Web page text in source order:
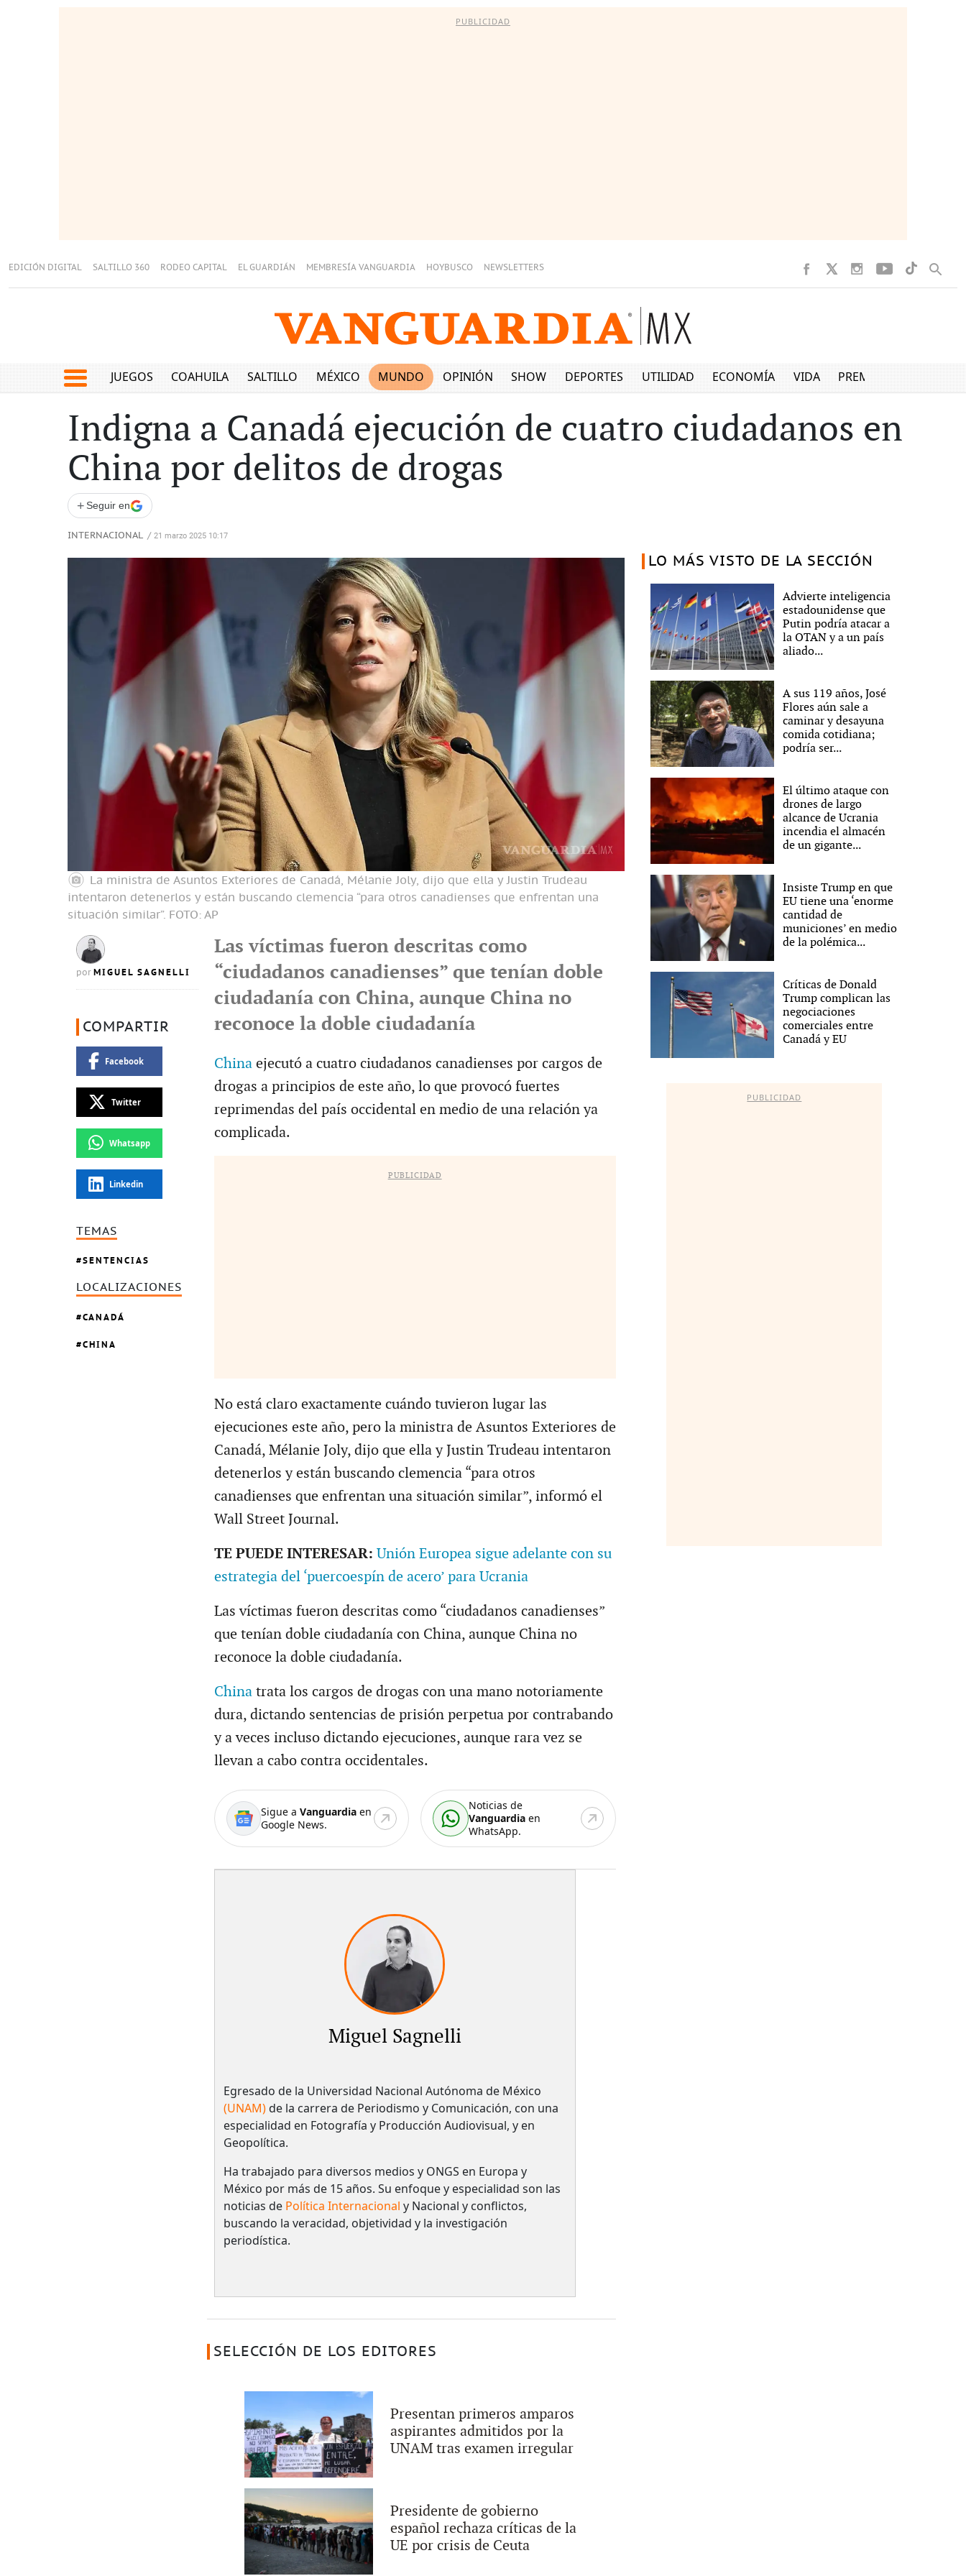
PUBLICIDAD
EDICIÓN DIGITAL SALTILLO 360 RODEO CAPITAL EL GUARDIÁN MEMBRESÍA VANGUARDIA HOYBUSCO NEWSLETTERS
JUEGOS COAHUILA SALTILLO MÉXICO MUNDO OPINIÓN SHOW DEPORTES UTILIDAD ECONOMÍA VIDA PREMIUM
Indigna a Canadá ejecución de cuatro ciudadanos en
China por delitos de drogas
+ Seguir en
INTERNACIONAL / 21 marzo 2025 10:17
La ministra de Asuntos Exteriores de Canadá, Mélanie Joly, dijo que ella y Justin Trudeau
intentaron detenerlos y están buscando clemencia “para otros canadienses que enfrentan una
situación similar”. FOTO: AP
por MIGUEL SAGNELLI
COMPARTIR
Facebook
Twitter
Whatsapp
Linkedin
TEMAS
SENTENCIAS
LOCALIZACIONES
CANADÁ
CHINA
Las víctimas fueron descritas como
“ciudadanos canadienses” que tenían doble
ciudadanía con China, aunque China no
reconoce la doble ciudadanía
Chinaejecutó a cuatro ciudadanos canadienses por cargos de
drogas a principios de este año, lo que provocó fuertes
reprimendas del país occidental en medio de una relación ya
complicada.
PUBLICIDAD
No está claro exactamente cuándo tuvieron lugar las
ejecuciones este año, pero la ministra de Asuntos Exteriores de
Canadá, Mélanie Joly, dijo que ella y Justin Trudeau intentaron
detenerlos y están buscando clemencia “para otros
canadienses que enfrentan una situación similar”, informó el
Wall Street Journal.
TE PUEDE INTERESAR: Unión Europea sigue adelante con su
estrategia del ‘puercoespín de acero’ para Ucrania
Las víctimas fueron descritas como “ciudadanos canadienses”
que tenían doble ciudadanía con China, aunque China no
reconoce la doble ciudadanía.
Chinatrata los cargos de drogas con una mano notoriamente
dura, dictando sentencias de prisión perpetua por contrabando
y a veces incluso dictando ejecuciones, aunque rara vez se
llevan a cabo contra occidentales.
Sigue a Vanguardiaen
Google News.
Noticias de
Vanguardia en
WhatsApp.
Miguel Sagnelli
Egresado de la Universidad Nacional Autónoma de México
(UNAM)de la carrera de Periodismo y Comunicación, con una
especialidad en Fotografía y Producción Audiovisual, y en
Geopolítica.
Ha trabajado para diversos medios y ONGS en Europa y
México por más de 15 años. Su enfoque y especialidad son las
noticias de Política Internacional y Nacional y conflictos,
buscando la veracidad, objetividad y la investigación
periodística.
SELECCIÓN DE LOS EDITORES
Presentan primeros amparos
aspirantes admitidos por la
UNAM tras examen irregular
Presidente de gobierno
español rechaza críticas de la
UE por crisis de Ceuta
LO MÁS VISTO DE LA SECCIÓN
Advierte inteligencia
estadounidense que
Putin podría atacar a
la OTAN y a un país
aliado...
A sus 119 años, José
Flores aún sale a
caminar y desayuna
comida cotidiana;
podría ser...
El último ataque con
drones de largo
alcance de Ucrania
incendia el almacén
de un gigante...
Insiste Trump en que
EU tiene una ‘enorme
cantidad de
municiones’ en medio
de la polémica...
Críticas de Donald
Trump complican las
negociaciones
comerciales entre
Canadá y EU
PUBLICIDAD